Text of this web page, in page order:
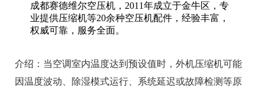
成都赛德维尔空压机，2011年成立于金牛区，专
业提供压缩机等20余种空压机配件，经验丰富，
权威可靠，服务全面。
介绍： 当空调室内温度达到预设值时，外机压缩机可能
因温度波动、除湿模式运行、系统延迟或故障检测等原